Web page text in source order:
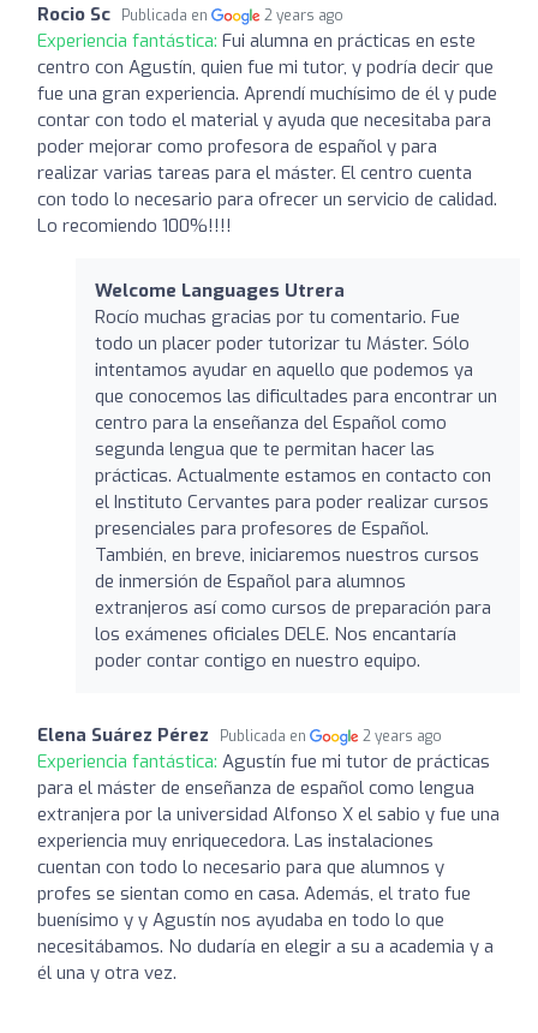
Rocio Sc Publicada en 2 years ago
Experiencia fantástica: Fui alumna en prácticas en este
centro con Agustín, quien fue mi tutor, y podría decir que
fue una gran experiencia. Aprendí muchísimo de él y pude
contar con todo el material y ayuda que necesitaba para
poder mejorar como profesora de español y para
realizar varias tareas para el máster. El centro cuenta
con todo lo necesario para ofrecer un servicio de calidad.
Lo recomiendo 100%!!!!
Welcome Languages Utrera
Rocío muchas gracias por tu comentario. Fue
todo un placer poder tutorizar tu Máster. Sólo
intentamos ayudar en aquello que podemos ya
que conocemos las dificultades para encontrar un
centro para la enseñanza del Español como
segunda lengua que te permitan hacer las
prácticas. Actualmente estamos en contacto con
el Instituto Cervantes para poder realizar cursos
presenciales para profesores de Español.
También, en breve, iniciaremos nuestros cursos
de inmersión de Español para alumnos
extranjeros así como cursos de preparación para
los exámenes oficiales DELE. Nos encantaría
poder contar contigo en nuestro equipo.
Elena Suárez Pérez Publicada en 2 years ago
Experiencia fantástica: Agustín fue mi tutor de prácticas
para el máster de enseñanza de español como lengua
extranjera por la universidad Alfonso X el sabio y fue una
experiencia muy enriquecedora. Las instalaciones
cuentan con todo lo necesario para que alumnos y
profes se sientan como en casa. Además, el trato fue
buenísimo y y Agustín nos ayudaba en todo lo que
necesitábamos. No dudaría en elegir a su a academia y a
él una y otra vez.